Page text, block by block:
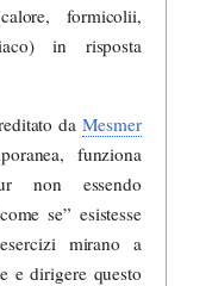
formicolii,
in risposta
da Mesmer
funziona
non essendo
se” esistesse
mirano a
e dirigere questo